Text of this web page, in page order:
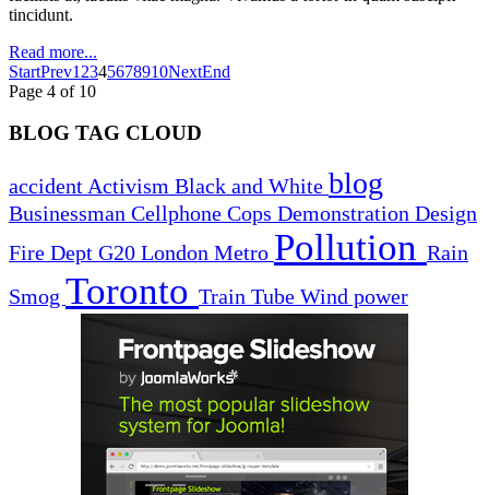
tincidunt.
Read more...
StartPrev1 2345678910NextEnd
Page 4 of 10
BLOG TAG CLOUD
accident Activism Black and White blog
Businessman Cellphone Cops Demonstration Design
Fire Dept G20 London Metro Pollution Rain
Smog Toronto Train Tube Wind power